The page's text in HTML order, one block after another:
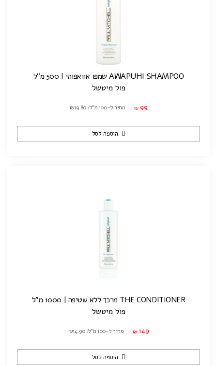
AWAPUHI SHAMPOO שמפו אוואפוהי | 500 מ"ל
פול מיטשל
₪ 99 מחיר ל-100 מ"ל: ₪19.80
הוספה לסל
THE CONDITIONER מרכך ללא שטיפה | 1000 מ"ל
פול מיטשל
₪ 149 מחיר ל-100 מ"ל: ₪14.90
הוספה לסל